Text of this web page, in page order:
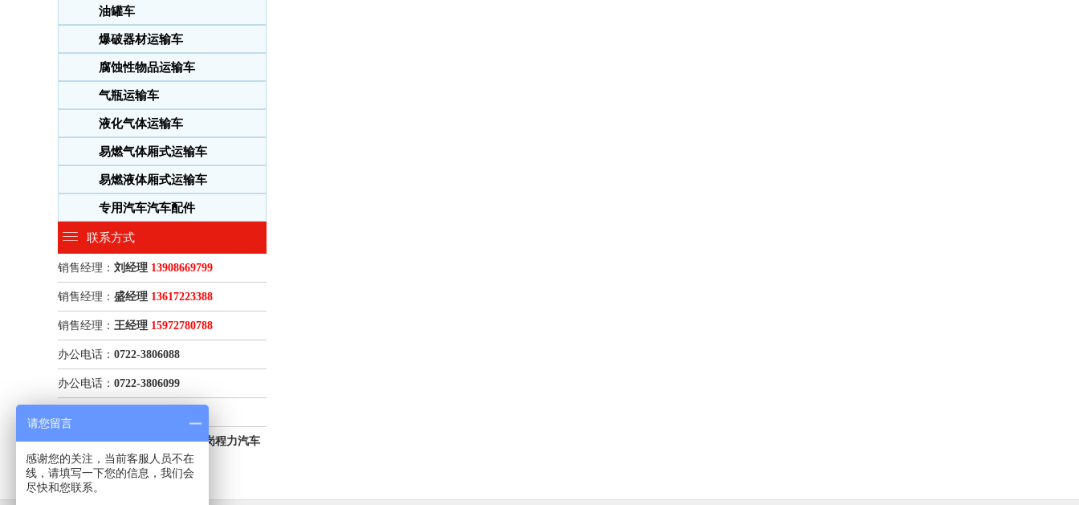
油罐车
爆破器材运输车
腐蚀性物品运输车
气瓶运输车
液化气体运输车
易燃气体厢式运输车
易燃液体厢式运输车
专用汽车汽车配件
联系方式
销售经理： 刘经理 13908669799
销售经理： 盛经理 13617223388
销售经理： 王经理 15972780788
办公电话： 0722-3806088
办公电话： 0722-3806099
企业地址：湖北随州南郊平原岗程力汽车
工业园
请您留言
感谢您的关注，当前客服人员不在
线，请填写一下您的信息，我们会
尽快和您联系。